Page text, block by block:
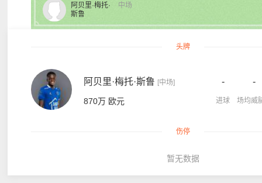
中场
阿贝里·梅托·
斯鲁
头牌
阿贝里·梅托·斯鲁 [中场]
870万 欧元
-
进球
-
场均威
伤停
暂无数据